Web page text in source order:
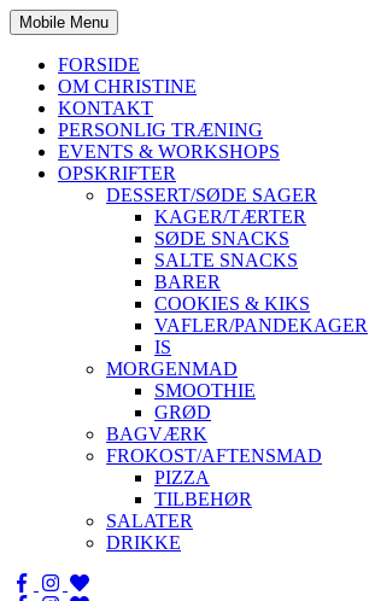
Mobile Menu
FORSIDE
OM CHRISTINE
KONTAKT
PERSONLIG TRÆNING
EVENTS & WORKSHOPS
OPSKRIFTER
DESSERT/SØDE SAGER
KAGER/TÆRTER
SØDE SNACKS
SALTE SNACKS
BARER
COOKIES & KIKS
VAFLER/PANDEKAGER
IS
MORGENMAD
SMOOTHIE
GRØD
BAGVÆRK
FROKOST/AFTENSMAD
PIZZA
TILBEHØR
SALATER
DRIKKE